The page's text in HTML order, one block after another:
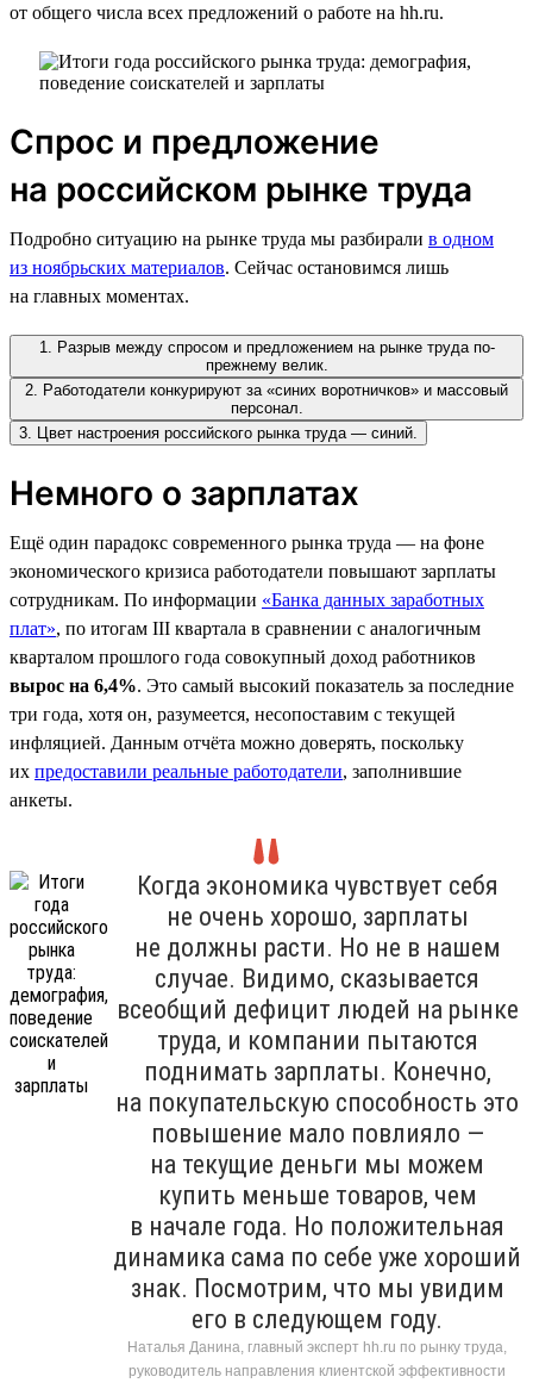
от общего числа всех предложений о работе на hh.ru.
Спрос и предложение
на российском рынке труда
Подробно ситуацию на рынке труда мы разбирали в одном
из ноябрьских материалов. Сейчас остановимся лишь
на главных моментах.
1. Разрыв между спросом и предложением на рынке труда по-
прежнему велик.
2. Работодатели конкурируют за «синих воротничков» и массовый
персонал.
3. Цвет настроения российского рынка труда — синий.
Немного о зарплатах
Ещё один парадокс современного рынка труда — на фоне
экономического кризиса работодатели повышают зарплаты
сотрудникам. По информации «Банка данных заработных
плат», по итогам III квартала в сравнении с аналогичным
кварталом прошлого года совокупный доход работников
вырос на 6,4%. Это самый высокий показатель за последние
три года, хотя он, разумеется, несопоставим с текущей
инфляцией. Данным отчёта можно доверять, поскольку
их предоставили реальные работодатели, заполнившие
анкеты.
Когда экономика чувствует себя
не очень хорошо, зарплаты
не должны расти. Но не в нашем
случае. Видимо, сказывается
всеобщий дефицит людей на рынке
труда, и компании пытаются
поднимать зарплаты. Конечно,
на покупательскую способность это
повышение мало повлияло —
на текущие деньги мы можем
купить меньше товаров, чем
в начале года. Но положительная
динамика сама по себе уже хороший
знак. Посмотрим, что мы увидим
его в следующем году.
Наталья Данина, главный эксперт hh.ru по рынку труда,
руководитель направления клиентской эффективности